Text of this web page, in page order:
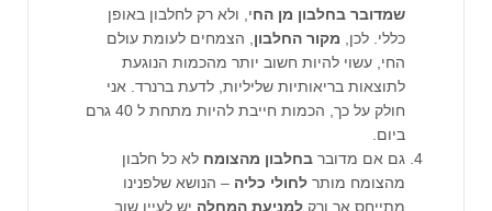
שמדובר בחלבון מן החי, ולא רק לחלבון באופן
כללי. לכן, מקור החלבון , הצמחים לעומת עולם
החי, עשוי להיות חשוב יותר מהכמות הנוגעת
לתוצאות בריאותיות שליליות, לדעת ברנרד. אני
חולק על כך, הכמות חייבת להיות מתחת ל 40 גרם
ביום.
גם אם מדובר בחלבון מהצומח לא כל חלבון
מהצומח מותר לחולי כליה – הנושא שלפנינו
מתייחס אך ורק למניעת המחלה יש לעיין שוב